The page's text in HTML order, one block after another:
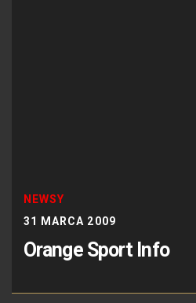
NEWSY
31 MARCA 2009
Orange Sport Info